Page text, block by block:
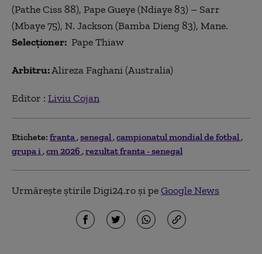
(Pathe Ciss 88), Pape Gueye (Ndiaye 83) – Sarr
(Mbaye 75), N. Jackson (Bamba Dieng 83), Mane.
Selecționer: Pape Thiaw
Arbitru:Alireza Faghani (Australia)
Editor : Liviu Cojan
Etichete: franta senegal campionatul mondial de fotbal
grupa i cm 2026 rezultat franta - senegal
Urmărește știrile Digi24.ro și peGoogle News